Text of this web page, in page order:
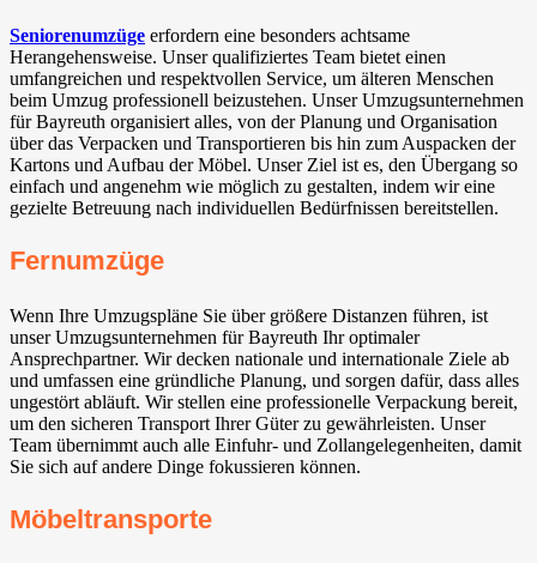
Seniorenumzüge erfordern eine besonders achtsame
Herangehensweise. Unser qualifiziertes Team bietet einen
umfangreichen und respektvollen Service, um älteren Menschen
beim Umzug professionell beizustehen. Unser Umzugsunternehmen
für Bayreuth organisiert alles, von der Planung und Organisation
über das Verpacken und Transportieren bis hin zum Auspacken der
Kartons und Aufbau der Möbel. Unser Ziel ist es, den Übergang so
einfach und angenehm wie möglich zu gestalten, indem wir eine
gezielte Betreuung nach individuellen Bedürfnissen bereitstellen.
Fernumzüge
Wenn Ihre Umzugspläne Sie über größere Distanzen führen, ist
unser Umzugsunternehmen für Bayreuth Ihr optimaler
Ansprechpartner. Wir decken nationale und internationale Ziele ab
und umfassen eine gründliche Planung, und sorgen dafür, dass alles
ungestört abläuft. Wir stellen eine professionelle Verpackung bereit,
um den sicheren Transport Ihrer Güter zu gewährleisten. Unser
Team übernimmt auch alle Einfuhr- und Zollangelegenheiten, damit
Sie sich auf andere Dinge fokussieren können.
Möbeltransporte